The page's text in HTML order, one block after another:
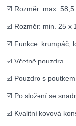
☑️ Rozměr: max. 58,5
☑️ Rozměr: min. 25 x
☑️ Funkce: krumpáč,
☑️ Včetně pouzdra
☑️ Pouzdro s
☑️ Po složení se
☑️ Kvalitní kovová